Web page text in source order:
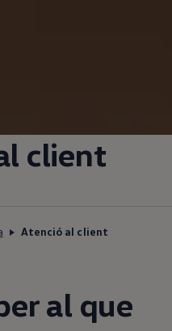
client
Atenció al client
al que